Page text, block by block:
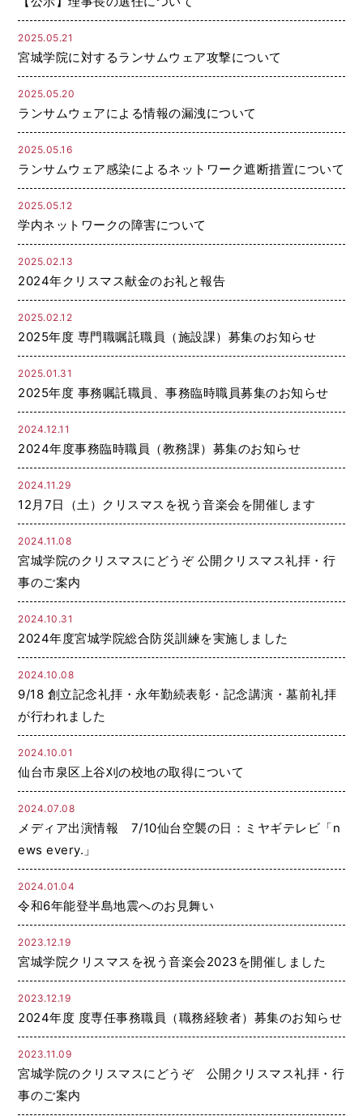
2025.05.21
宮城学院に対するランサムウェア攻撃について
2025.05.20
ランサムウェアによる情報の漏洩について
2025.05.16
ランサムウェア感染によるネットワーク遮断措置について
2025.05.12
学内ネットワークの障害について
2025.02.13
2024年クリスマス献金のお礼と報告
2025.02.12
2025年度 専門職嘱託職員（施設課）募集のお知らせ
2025.01.31
2025年度 事務嘱託職員、事務臨時職員募集のお知らせ
2024.12.11
2024年度事務臨時職員（教務課）募集のお知らせ
2024.11.29
12月7日（土）クリスマスを祝う音楽会を開催します
2024.11.08
宮城学院のクリスマスにどうぞ 公開クリスマス礼拝・行
事のご案内
2024.10.31
2024年度宮城学院総合防災訓練を実施しました
2024.10.08
9/18 創立記念礼拝・永年勤続表彰・記念講演・墓前礼拝
が行われました
2024.10.01
仙台市泉区上谷刈の校地の取得について
2024.07.08
メディア出演情報 7/10仙台空襲の日：ミヤギテレビ「n
ews every.」
2024.01.04
令和6年能登半島地震へのお見舞い
2023.12.19
宮城学院クリスマスを祝う音楽会2023を開催しました
2023.12.19
2024年度 度専任事務職員（職務経験者）募集のお知らせ
2023.11.09
宮城学院のクリスマスにどうぞ 公開クリスマス礼拝・行
事のご案内